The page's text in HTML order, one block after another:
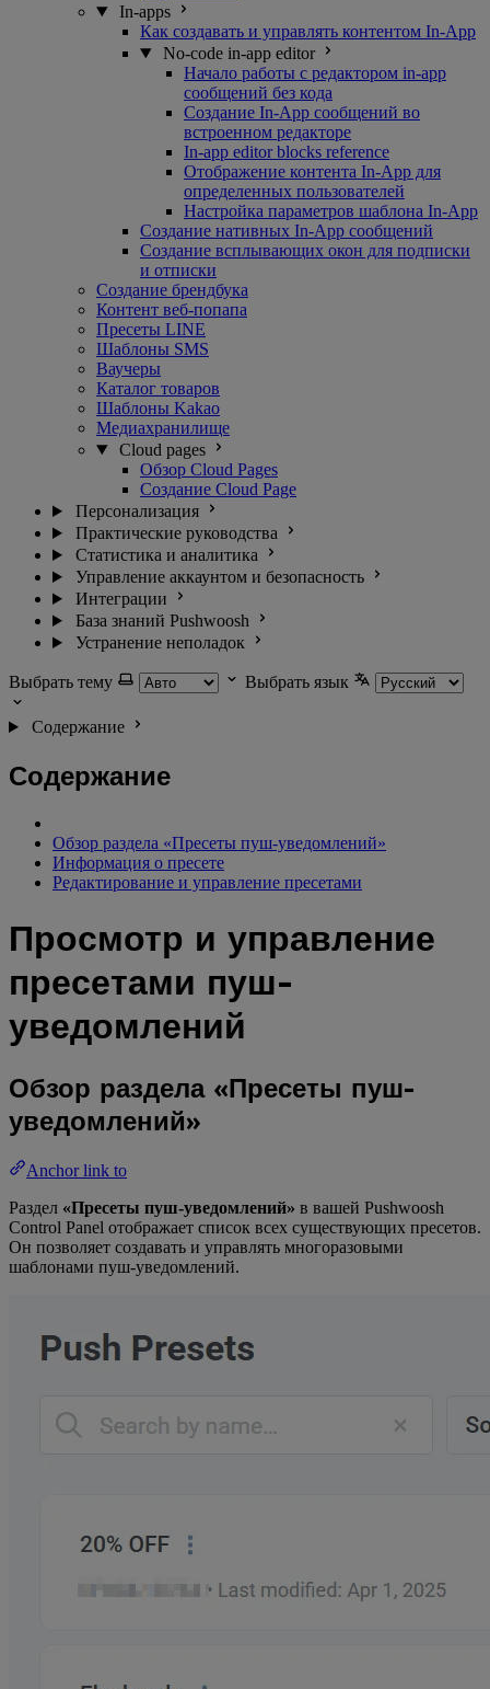
In-apps
Как создавать и управлять контентом In-App
No-code in-app editor
Начало работы с редактором in-app
сообщений без кода
Создание In-App сообщений во
встроенном редакторе
In-app editor blocks reference
Отображение контента In-App для
определенных пользователей
Настройка параметров шаблона In-App
Создание нативных In-App сообщений
Создание всплывающих окон для подписки
и отписки
Создание брендбука
Контент веб-попапа
Пресеты LINE
Шаблоны SMS
Ваучеры
Каталог товаров
Шаблоны Kakao
Медиахранилище
Cloud pages
Обзор Cloud Pages
Создание Cloud Page
Персонализация
Практические руководства
Статистика и аналитика
Управление аккаунтом и безопасность
Интеграции
База знаний Pushwoosh
Устранение неполадок
Выбрать тему Выбрать язык
Содержание
Содержание
Обзор раздела «Пресеты пуш-уведомлений»
Информация о пресете
Редактирование и управление пресетами
Просмотр и управление
пресетами пуш-
уведомлений
Обзор раздела «Пресеты пуш-
уведомлений»
Anchor link to
Раздел «Пресеты пуш-уведомлений» в вашей Pushwoosh
Control Panel отображает список всех существующих пресетов.
Он позволяет создавать и управлять многоразовыми
шаблонами пуш-уведомлений.